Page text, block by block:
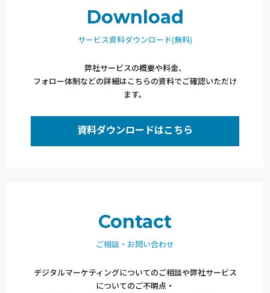
Download
サービス資料ダウンロード(無料)
弊社サービスの概要や料金、
フォロー体制などの詳細はこちらの資料でご確認いただけ
ます。
資料ダウンロードはこちら
Contact
ご相談・お問い合わせ
デジタルマーケティングについてのご相談や弊社サービス
についてのご不明点・